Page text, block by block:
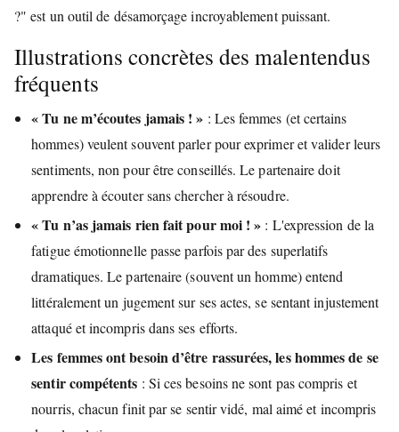
?" est un outil de désamorçage incroyablement puissant.
Illustrations concrètes des malentendus
fréquents
« Tu ne m’écoutes jamais ! » : Les femmes (et certains
hommes) veulent souvent parler pour exprimer et valider leurs
sentiments, non pour être conseillés. Le partenaire doit
apprendre à écouter sans chercher à résoudre.
« Tu n’as jamais rien fait pour moi ! » : L'expression de la
fatigue émotionnelle passe parfois par des superlatifs
dramatiques. Le partenaire (souvent un homme) entend
littéralement un jugement sur ses actes, se sentant injustement
attaqué et incompris dans ses efforts.
Les femmes ont besoin d’être rassurées, les hommes de se
sentir compétents : Si ces besoins ne sont pas compris et
nourris, chacun finit par se sentir vidé, mal aimé et incompris